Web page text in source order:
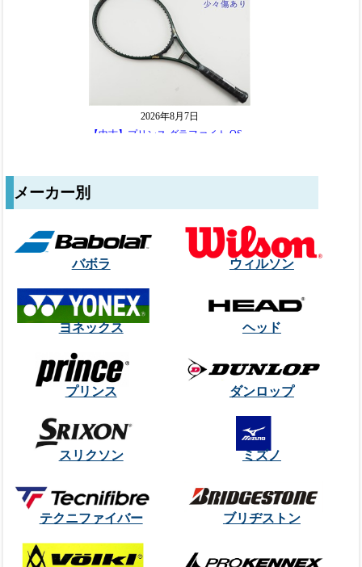
メーカー別
バボラ ウィルソン
ヨネックス ヘッド
プリンス ダンロップ
スリクソン ミズノ
テクニファイバー ブリヂストン